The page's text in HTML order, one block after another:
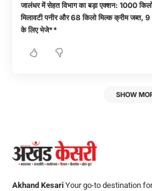
जालंधर में सेहत विभाग का बड़ा एक्शन: 1000
मिलावटी पनीर और 68 किलो मिल्क क्रीम जब्त,
के लिए भेजे**
SHOW
Akhand Kesari Your go-to destination